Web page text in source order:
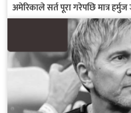
अमेरिकाले सर्त पूरा गरेपछि मात्र